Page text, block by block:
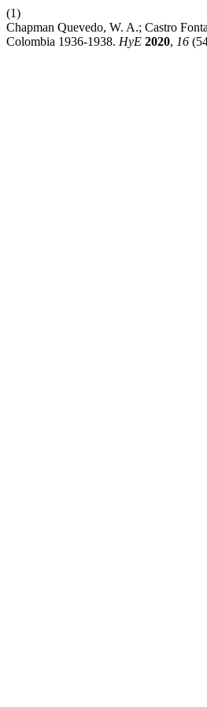
(1)
Chapman Quevedo, W. A.; Castro
Colombia 1936-1938. HyE 2020, 16